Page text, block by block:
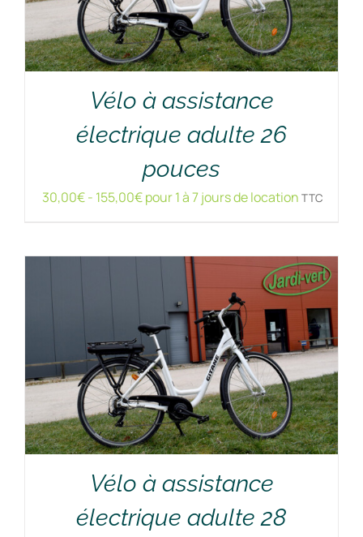
Vélo à assistance
électrique adulte 26
pouces
30,00€- 155,00€pour 1 à 7 jours de location TTC
Vélo à assistance
électrique adulte 28